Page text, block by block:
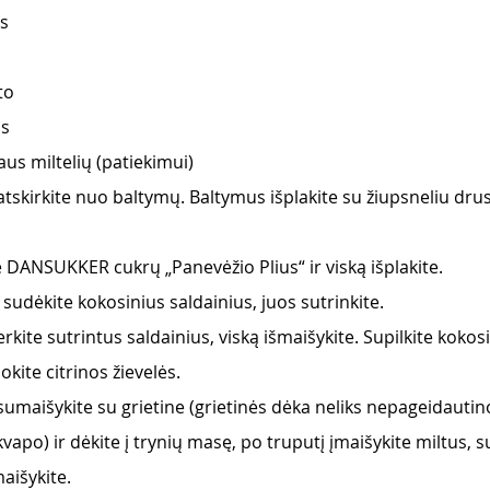
miltelių (patiekimui)
nuo baltymų. Baltymus išplakite su žiupsneliu
cukrų „Panevėžio Plius“ ir viską išplakite.
kokosinius saldainius, juos sutrinkite.
sutrintus saldainius, viską išmaišykite. Supilkite
citrinos žievelės.
su grietine (grietinės dėka neliks
ir dėkite į trynių masę, po truputį įmaišykite miltus,